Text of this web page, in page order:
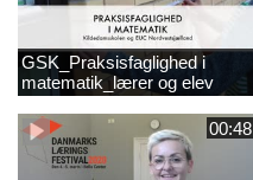
GSK_Praksisfaglighed i
matematik_lærer og elev
00:48